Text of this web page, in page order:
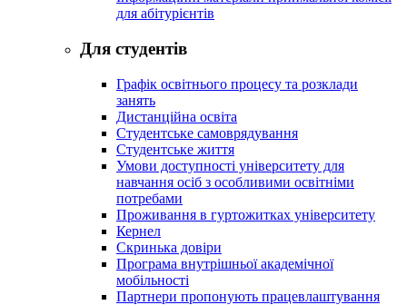
для абітурієнтів
Для студентів
Графік освітнього процесу та розклади
занять
Дистанційна освіта
Студентське самоврядування
Студентське життя
Умови доступності університету для
навчання осіб з особливими освітніми
потребами
Проживання в гуртожитках університету
Кернел
Скринька довіри
Програма внутрішньої академічної
мобільності
Партнери пропонують працевлаштування